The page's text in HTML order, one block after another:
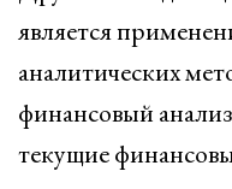
является
аналитических
финансовый
текущие